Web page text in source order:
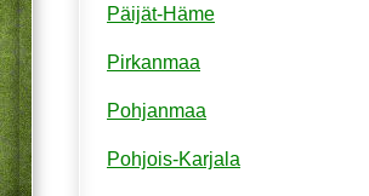
Päijät-Häme
Pirkanmaa
Pohjanmaa
Pohjois-Karjala